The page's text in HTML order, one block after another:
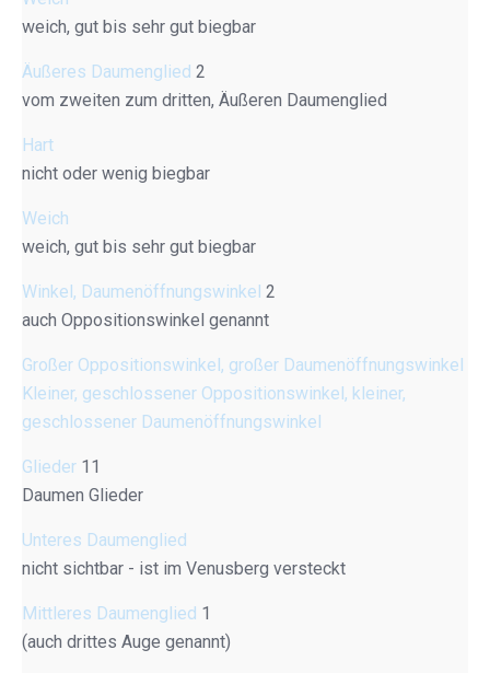
weich, gut bis sehr gut biegbar
Äußeres Daumenglied 2
vom zweiten zum dritten, Äußeren Daumenglied
Hart
nicht oder wenig biegbar
Weich
weich, gut bis sehr gut biegbar
Winkel, Daumenöffnungswinkel 2
auch Oppositionswinkel genannt
Großer Oppositionswinkel, großer Daumenöffnungswinkel
Kleiner, geschlossener Oppositionswinkel, kleiner,
geschlossener Daumenöffnungswinkel
Glieder 11
Daumen Glieder
Unteres Daumenglied
nicht sichtbar - ist im Venusberg versteckt
Mittleres Daumenglied 1
(auch drittes Auge genannt)